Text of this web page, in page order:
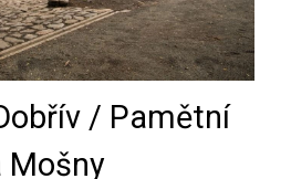
/ Pamětní
Mošny